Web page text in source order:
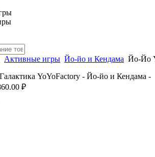
Активные игры Йо-йо и Кендама Йо-Йо
YoYoFactory - Йо-йо и Кендама -
₽